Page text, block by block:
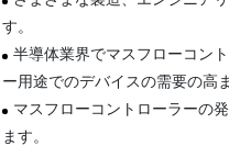
す。
半導体業界でマスフローコン
ー用途でのデバイスの需要の高
マスフローコントローラーの
ます。